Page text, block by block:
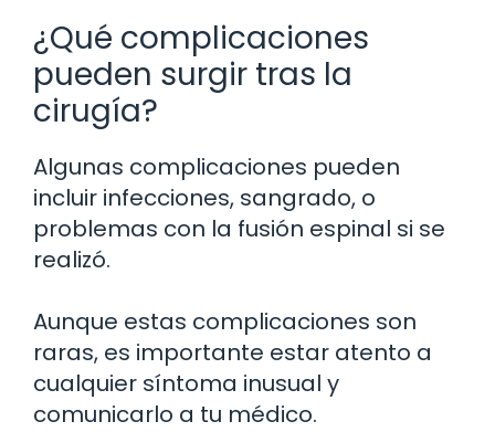
¿Qué complicaciones
pueden surgir tras la
cirugía?
Algunas complicaciones pueden
incluir infecciones, sangrado, o
problemas con la fusión espinal si se
realizó.
Aunque estas complicaciones son
raras, es importante estar atento a
cualquier síntoma inusual y
comunicarlo a tu médico.